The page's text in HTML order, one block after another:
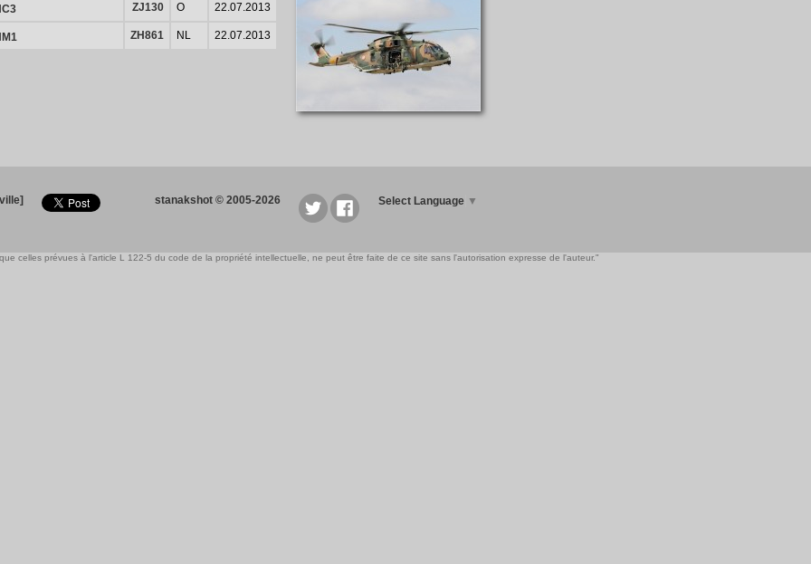
ZJ130 O 22.07.2013
ZH861 NL 22.07.2013
stanakshot © 2005-2026 Select Language ▼
celles prévues à l'article L 122-5 du code de la propriété intellectuelle, ne peut être faite de ce site sans l'autorisation expresse de l'auteur."